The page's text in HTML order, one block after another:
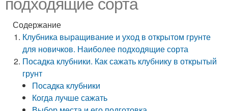
подходящие сорта
Содержание
Клубника выращивание и уход в открытом грунте
для новичков. Наиболее подходящие сорта
Посадка клубники. Как сажать клубнику в открытый
грунт
Посадка клубники
Когда лучше сажать